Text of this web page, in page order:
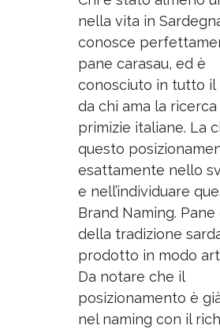
nella vita in
conosce
pane carasau, ed è
conosciuto in tutto il
da chi ama la
primizie italiane. La
questo
esattamente nello
e nell’individuare
Brand Naming. Pane
della tradizione
prodotto in modo
Da notare che il
posizionamento è
nel naming con il